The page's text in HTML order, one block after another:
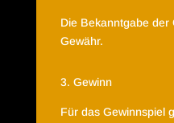
Die Bekanntgabe der
Gewähr.
3. Gewinn
Für das Gewinnspiel